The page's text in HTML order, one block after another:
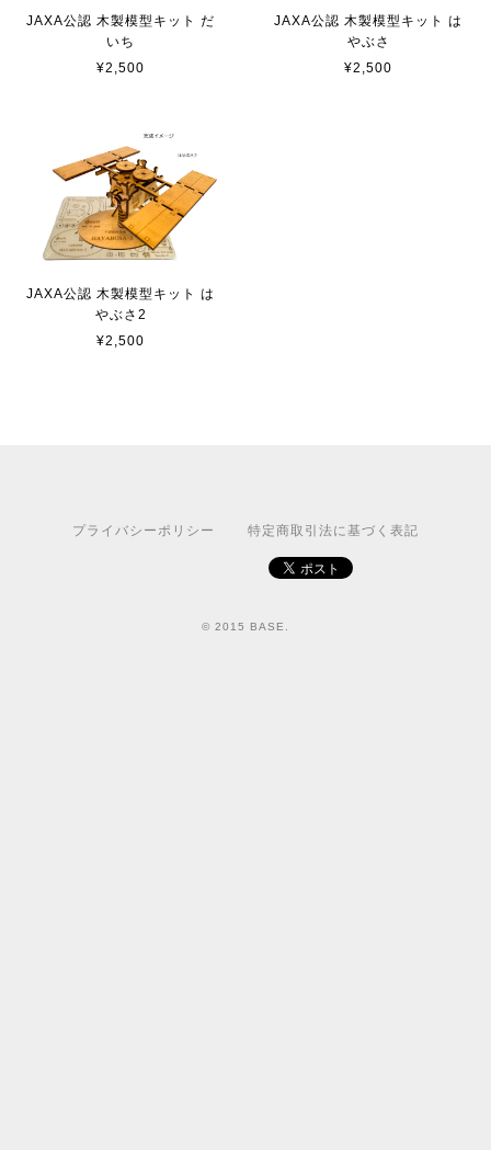
JAXA公認 木製模型キット だ
いち
¥2,500
JAXA公認 木製模型キット は
やぶさ
¥2,500
JAXA公認 木製模型キット は
やぶさ2
¥2,500
プライバシーポリシー 特定商取引法に基づく表記
© 2015 BASE.